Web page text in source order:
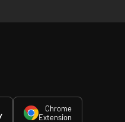
Chrome
Extension